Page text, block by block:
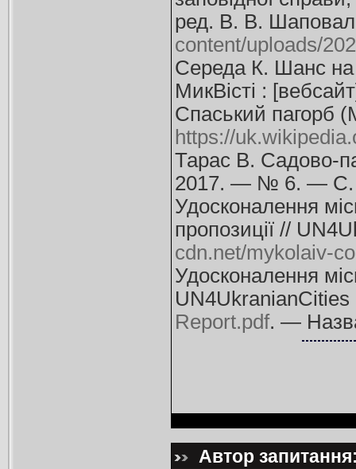
ред. В. В.
content/uploads/
Середа К. Шанс на
МикВісті :
Спаський пагорб
https://
Тарас В. Садово-
2017. — № 6. — С.
Удосконалення
пропозиції //
cdn.net/mykolaiv-
Удосконалення
Report.pdf. —
Автор